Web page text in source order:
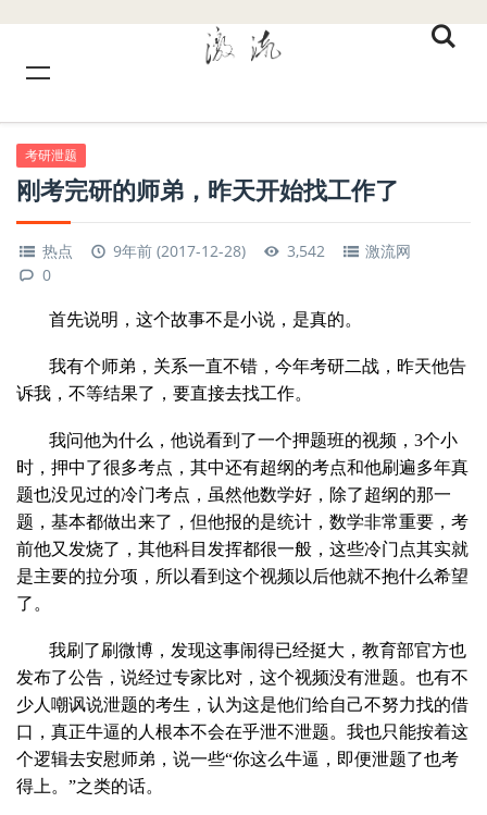
考研泄题
刚考完研的师弟，昨天开始找工作了
热点 9年前 (2017-12-28) 3,542
激流网
0
首先说明，这个故事不是小说，是真的。
我有个师弟，关系一直不错，今年考研二战，昨天他告
诉我，不等结果了，要直接去找工作。
我问他为什么，他说看到了一个押题班的视频，3个小
时，押中了很多考点，其中还有超纲的考点和他刷遍多年真
题也没见过的冷门考点，虽然他数学好，除了超纲的那一
题，基本都做出来了，但他报的是统计，数学非常重要，考
前他又发烧了，其他科目发挥都很一般，这些冷门点其实就
是主要的拉分项，所以看到这个视频以后他就不抱什么希望
了。
我刷了刷微博，发现这事闹得已经挺大，教育部官方也
发布了公告，说经过专家比对，这个视频没有泄题。也有不
少人嘲讽说泄题的考生，认为这是他们给自己不努力找的借
口，真正牛逼的人根本不会在乎泄不泄题。我也只能按着这
个逻辑去安慰师弟，说一些“你这么牛逼，即便泄题了也考
得上。”之类的话。